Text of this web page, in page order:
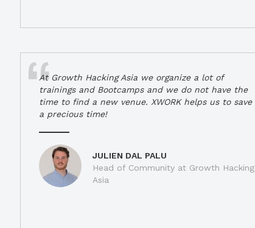
At Growth Hacking Asia we organize a lot of
trainings and Bootcamps and we do not have the
time to find a new venue. XWORK helps us to save
a precious time!
JULIEN DAL PALU
Head of Community at Growth Hacking
Asia